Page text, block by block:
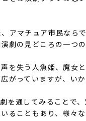
アマチュア市民なら
劇の見どころの一つの
を失う人魚姫、魔女
っていますが、い
を通してみることで
ることもあり、様々